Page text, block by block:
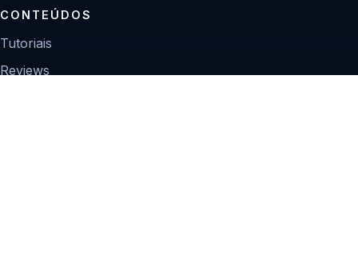
CONTEÚDOS
Tutoriais
Reviews